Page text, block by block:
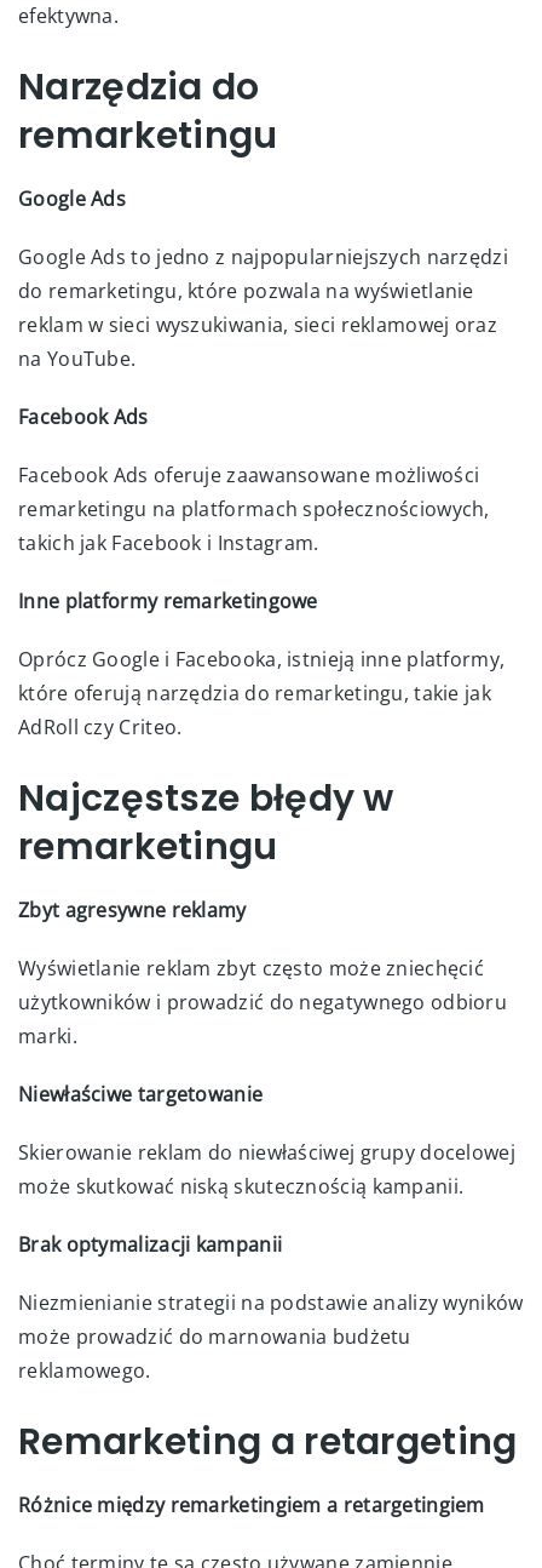
efektywna.
Narzędzia do
remarketingu
Google Ads
Google Ads to jedno z najpopularniejszych narzędzi
do remarketingu, które pozwala na wyświetlanie
reklam w sieci wyszukiwania, sieci reklamowej oraz
na YouTube.
Facebook Ads
Facebook Ads oferuje zaawansowane możliwości
remarketingu na platformach społecznościowych,
takich jak Facebook i Instagram.
Inne platformy remarketingowe
Oprócz Google i Facebooka, istnieją inne platformy,
które oferują narzędzia do remarketingu, takie jak
AdRoll czy Criteo.
Najczęstsze błędy w
remarketingu
Zbyt agresywne reklamy
Wyświetlanie reklam zbyt często może zniechęcić
użytkowników i prowadzić do negatywnego odbioru
marki.
Niewłaściwe targetowanie
Skierowanie reklam do niewłaściwej grupy docelowej
może skutkować niską skutecznością kampanii.
Brak optymalizacji kampanii
Niezmienianie strategii na podstawie analizy wyników
może prowadzić do marnowania budżetu
reklamowego.
Remarketing a retargeting
Różnice między remarketingiem a retargetingiem